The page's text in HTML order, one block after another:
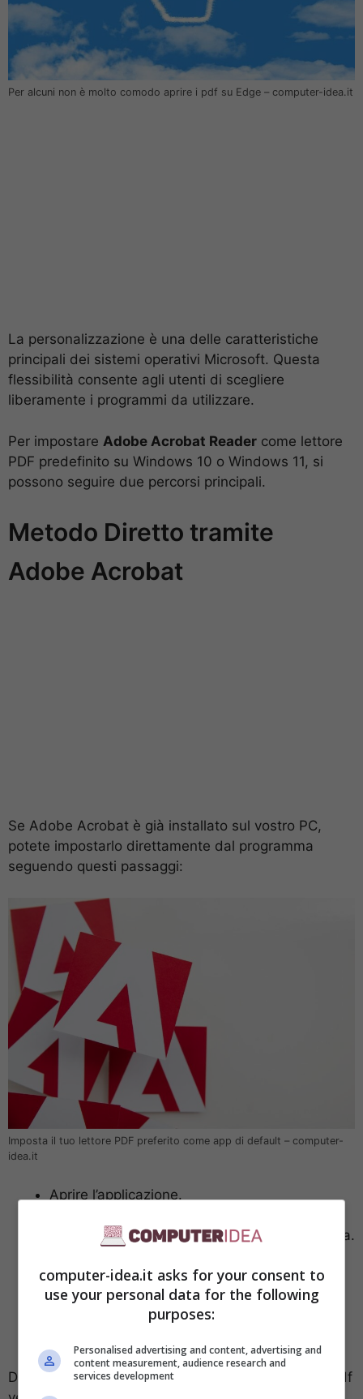
Per alcuni non è molto comodo aprire i pdf su Edge – computer-idea.it
La personalizzazione è una delle caratteristiche
principali dei sistemi operativi Microsoft. Questa
flessibilità consente agli utenti di scegliere
liberamente i programmi da utilizzare.
Per impostare Adobe Acrobat Reader come lettore
PDF predefinito su Windows 10 o Windows 11, si
possono seguire due percorsi principali.
Metodo Diretto tramite
Adobe Acrobat
Se Adobe Acrobat è già installato sul vostro PC,
potete impostarlo direttamente dal programma
seguendo questi passaggi:
Imposta il tuo lettore PDF preferito come app di default – computer-
idea.it
Aprire l’applicazione.
Scegliere Proprietà pagina dal menù a tendina.
cliccarci sopra.
Spuntare la casella “Usa sempre questa app
per aprire i file .pdf”.
Dopo aver completato questi passaggi, tutti i file .pdf
computer-idea.it asks for your consent to
use your personal data for the following
purposes:
Personalised advertising and content, advertising and
content measurement, audience research and
services development